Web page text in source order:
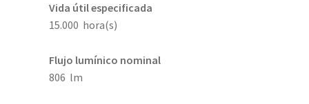
Vida útil especificada
15.000 hora(s)
Flujo lumínico nominal
806 lm